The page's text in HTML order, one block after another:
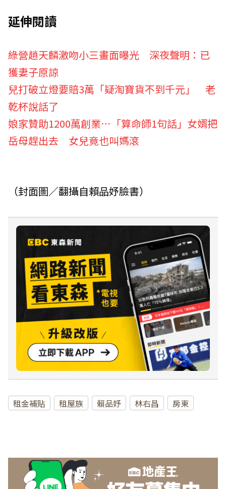
延伸閱讀
綠營趙天麟激吻小三畫面曝光 深夜聲明：已
獲妻子原諒
兒打破立燈要賠3萬「疑淘寶貨不到千元」 老
乾杯說話了
娘家贊助1200萬創業⋯「算命師1句話」女婿把
岳母趕出去 女兒竟也叫媽滾
（封面圖／翻攝自賴品妤臉書）
租金補貼 租屋族 賴品妤 林右昌 房東